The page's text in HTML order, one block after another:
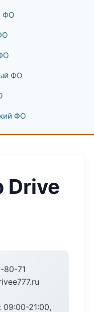
ФО
ФО
ФО
Drive
80-71
21:00,